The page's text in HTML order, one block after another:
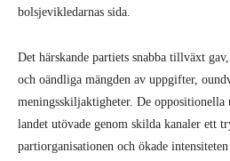
bolsjevikledarnas sida.
Det härskande partiets snabba tillväxt
och oändliga mängden av uppgifter,
meningsskiljaktigheter. De
landet utövade genom skilda kanaler ett
partiorganisationen och ökade